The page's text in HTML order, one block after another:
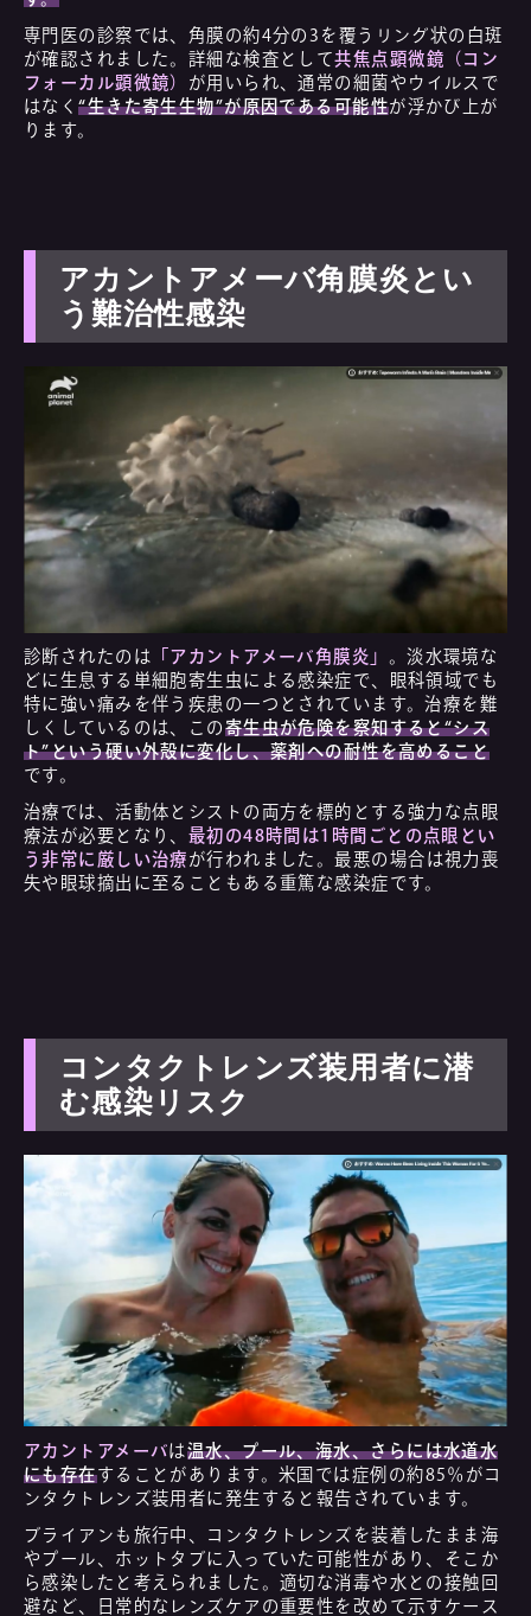
専門医の診察では、角膜の約4分の3を覆うリング状の白斑
が確認されました。詳細な検査として共焦点顕微鏡（コン
フォーカル顕微鏡） が用いられ、通常の細菌やウイルスで
はなく“生きた寄生生物”が原因である可能性が浮かび上が
ります。
アカントアメーバ角膜炎とい
う難治性感染
診断されたのは 「アカントアメーバ角膜炎」 。淡水環境な
どに生息する単細胞寄生虫による感染症で、眼科領域でも
特に強い痛みを伴う疾患の一つとされています。治療を難
しくしているのは、この 寄生虫が危険を察知すると“シス
ト”という硬い外殻に変化し、薬剤への耐性を高めること
です。
治療では、活動体とシストの両方を標的とする強力な点眼
療法が必要となり、 最初の48時間は1時間ごとの点眼とい
う非常に厳しい治療 が行われました。最悪の場合は視力喪
失や眼球摘出に至ることもある重篤な感染症です。
コンタクトレンズ装用者に潜
む感染リスク
アカントアメーバは温水、プール、海水、さらには水道水
にも存在することがあります。米国では症例の約85％がコ
ンタクトレンズ装用者に発生すると報告されています。
ブライアンも旅行中、コンタクトレンズを装着したまま海
やプール、ホットタブに入っていた可能性があり、そこか
ら感染したと考えられました。適切な消毒や水との接触回
避など、日常的なレンズケアの重要性を改めて示すケース